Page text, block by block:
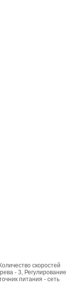
скоростей
- 3, Регулирование
питания - сеть